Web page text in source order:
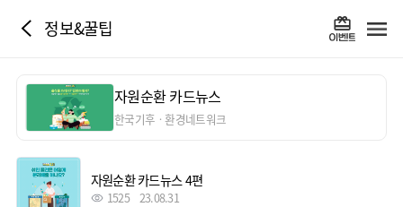
정보&꿀팁
자원순환 카드뉴스
한국기후ㆍ환경네트워크
자원순환 카드뉴스 4편
1525 23.08.31